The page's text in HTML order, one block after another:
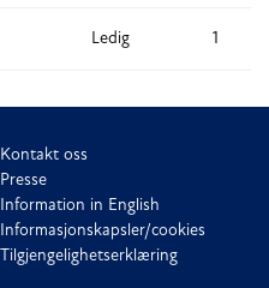
Ledig 1
Kontakt oss
Presse
Information in English
Informasjonskapsler/cookies
Tilgjengelighetserklæring